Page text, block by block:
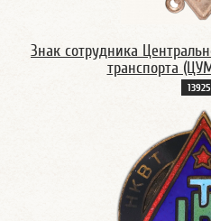
Знак сотрудника
транспорта